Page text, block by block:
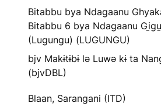
Bitabbu bya Ndagaanu
Bitabbu 6 bya Ndagaanu
(Lugungu) (LUGUNGU)
bjv Makɨtɨbɨ lə Luwə kɨ ta
(bjvDBL)
Blaan, Sarangani (ITD)